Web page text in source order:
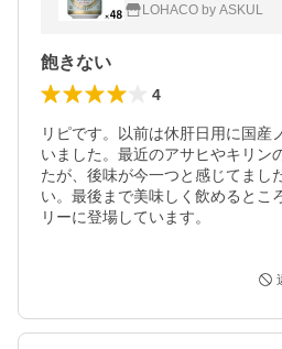
LOHACO by ASKUL
飽きない
4
リピです。以前は休肝日用に国産
いました。最近のアサヒやキリン
たが、後味が今一つと感じてまし
い。最後まで美味しく飲めるとこ
リーに登場しています。